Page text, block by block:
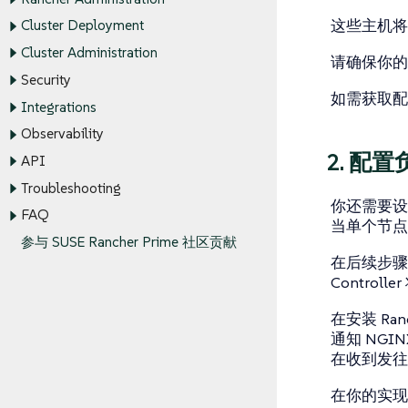
Cluster Deployment
Cluster Administration
Security
Integrations
Observability
API
Troubleshooting
FAQ
参与 SUSE Rancher Prime 社区贡献
这些主机
请确保你
如需获取
2. 配置
你还需要
当单个节
在后续步
Controller
在安装
通知
在收到发
在你的实